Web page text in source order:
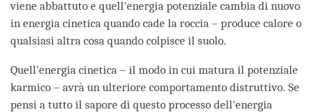
viene abbattuto e quell'energia potenziale cambia di nuovo
in energia cinetica quando cade la roccia – produce calore o
qualsiasi altra cosa quando colpisce il suolo.
Quell'energia cinetica – il modo in cui matura il potenziale
karmico – avrà un ulteriore comportamento distruttivo. Se
pensi a tutto il sapore di questo processo dell'energia